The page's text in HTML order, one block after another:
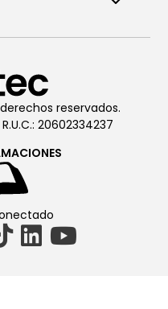
reservados.
20602334237